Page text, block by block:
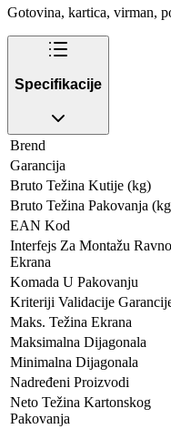
Gotovina, kartica, virman,
Specifikacije
Brend
Garancija
Bruto Težina Kutije (kg)
Bruto Težina Pakovanja
EAN Kod
Interfejs Za Montažu
Ekrana
Komada U Pakovanju
Kriteriji Validacije
Maks. Težina Ekrana
Maksimalna Dijagonala
Minimalna Dijagonala
Nadređeni Proizvodi
Neto Težina Kartonskog
Pakovanja